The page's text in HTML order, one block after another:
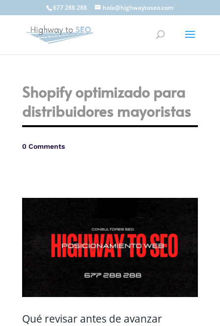
677 288 288 hola@highwaytoseo.com
Shopify optimizado para
distribuidores mayoristas
0 Comments
Qué revisar antes de avanzar